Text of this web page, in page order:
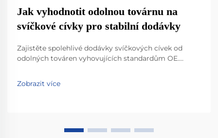
Jak vyhodnotit odolnou továrnu na
svíčkové cívky pro stabilní dodávky
Zajistěte spolehlivé dodávky svíčkových cívek od
odolných továren vyhovujících standardům OE.
materiálů, které zaručují stabilitu. Požádejte ještě
dnes o hodnocení dodavatele.
Zobrazit více